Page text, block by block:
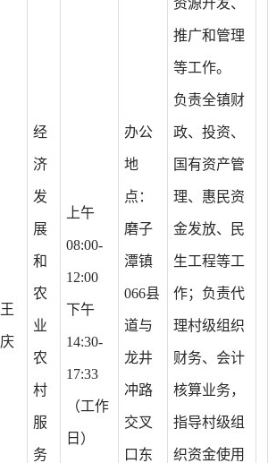
王
庆
经
济
发
展
和
农
业
农
村
服
务
上午
08:00-
12:00
下午
14:30-
17:33
（工作
日）
办公
地
点：
磨子
潭镇
066县
道与
龙井
冲路
交叉
口东
资源开发、
推广和管理
等工作。
负责全镇财
政、投资、
国有资产管
理、惠民资
金发放、民
生工程等工
作；负责代
理村级组织
财务、会计
核算业务，
指导村级组
织资金使用